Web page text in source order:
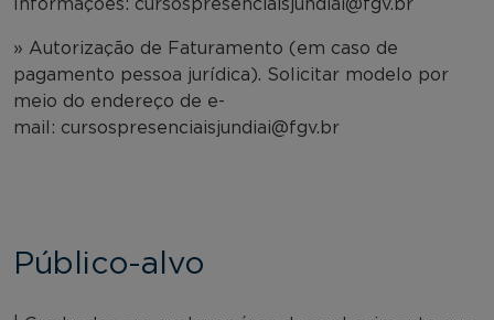
Informações: cursospresenciaisjundiai@fgv.br
» Autorização de Faturamento (em caso de
pagamento pessoa jurídica). Solicitar modelo por
meio do endereço de e-
mail: cursospresenciaisjundiai@fgv.br
Público-alvo